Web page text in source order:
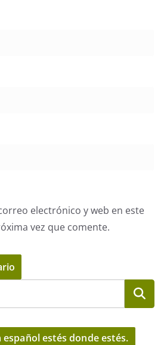
electrónico y web en este
vez que comente.
estés donde estés.